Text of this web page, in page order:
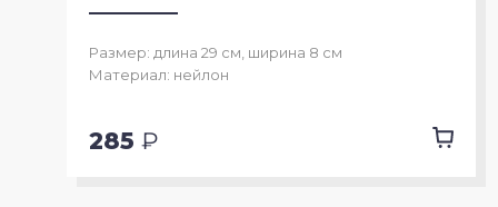
Размер: длина 29 см, ширина 8 см
Материал: нейлон
285 ₽